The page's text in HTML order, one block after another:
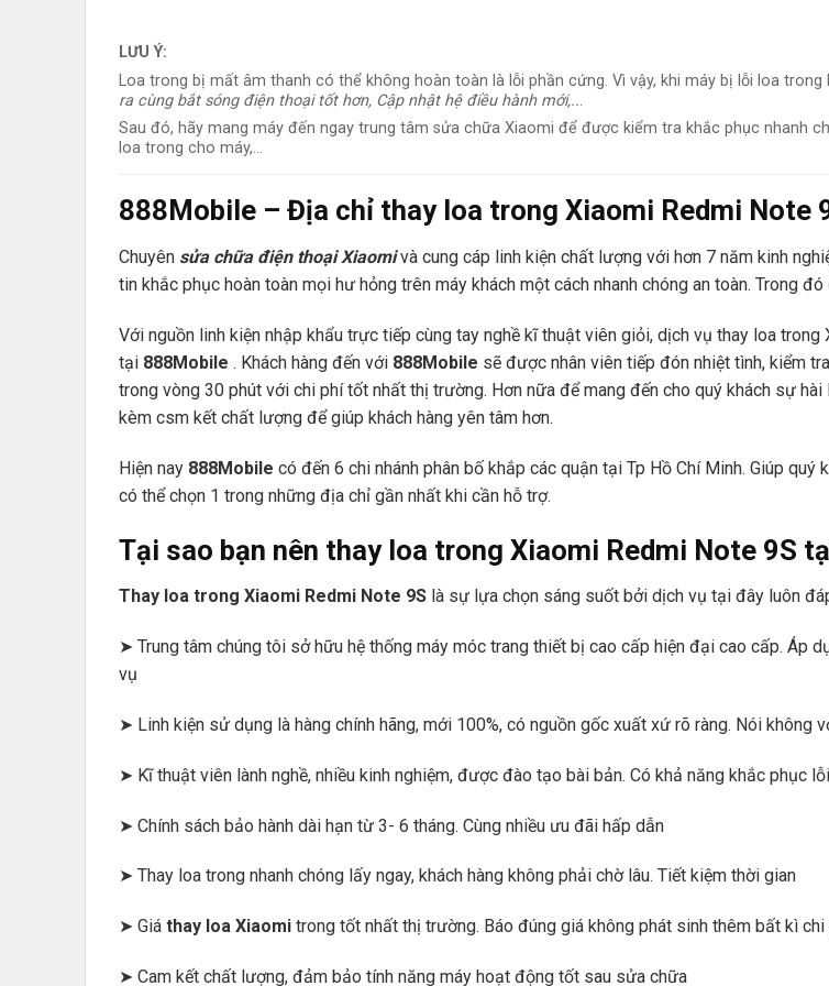
LƯU Ý:
Loa trong bị mất âm thanh có thể không hoàn toàn là lỗi phần cứng. Vì vậy, khi máy bị lỗi loa trong
ra cùng bắt sóng điện thoại tốt hơn, Cập nhật hệ điều hành mới,...
Sau đó, hãy mang máy đến ngay trung tâm sửa chữa Xiaomi để được kiểm tra khắc phục nhanh
loa trong cho máy,…
888Mobile – Địa chỉ thay loa trong Xiaomi Redmi Note
Chuyên sửa chữa điện thoại Xiaomivà cung cáp linh kiện chất lượng với hơn 7 năm kinh
tin khắc phục hoàn toàn mọi hư hỏng trên máy khách một cách nhanh chóng an toàn. Trong
Với nguồn linh kiện nhập khẩu trực tiếp cùng tay nghề kĩ thuật viên giỏi, dịch vụ thay loa
tại 888Mobile . Khách hàng đến với 888Mobile sẽ được nhân viên tiếp đón nhiệt tình, kiểm
trong vòng 30 phút với chi phí tốt nhất thị trường. Hơn nữa để mang đến cho quý khách sự
kèm csm kết chất lượng để giúp khách hàng yên tâm hơn.
Hiện nay 888Mobile có đến 6 chi nhánh phân bố khắp các quận tại Tp Hồ Chí Minh. Giúp
có thể chọn 1 trong những địa chỉ gần nhất khi cần hỗ trợ.
Tại sao bạn nên thay loa trong Xiaomi Redmi Note 9S
Thay loa trong Xiaomi Redmi Note 9S là sự lựa chọn sáng suốt bởi dịch vụ tại đây luôn
➤ Trung tâm chúng tôi sở hữu hệ thống máy móc trang thiết bị cao cấp hiện đại cao cấp. Áp
vụ
➤ Linh kiện sử dụng là hàng chính hãng, mới 100%, có nguồn gốc xuất xứ rõ ràng. Nói không
➤ Kĩ thuật viên lành nghề, nhiều kinh nghiệm, được đào tạo bài bản. Có khả năng khắc phục
➤ Chính sách bảo hành dài hạn từ 3- 6 tháng. Cùng nhiều ưu đãi hấp dẫn
➤ Thay loa trong nhanh chóng lấy ngay, khách hàng không phải chờ lâu. Tiết kiệm thời gian
➤ Giá thay loa Xiaomi trong tốt nhất thị trường. Báo đúng giá không phát sinh thêm bất kì chi
➤ Cam kết chất lượng, đảm bảo tính năng máy hoạt động tốt sau sửa chữa